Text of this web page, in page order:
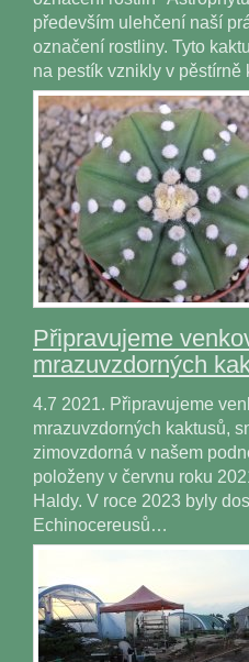
především ulehčení naší
označení rostliny. Tyto
na pestík vznikly v
Připravujeme
mrazuvzdorných
4.7 2021. Připravujeme
mrazuvzdorných kaktusů,
zimovzdorná v našem
položeny v červnu roku
Haldy. V roce 2023 byly
Echinocereusů…